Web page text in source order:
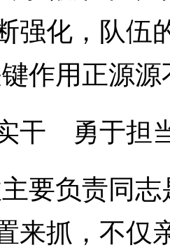
强化，队伍
作用正源
勇于担当
负责同志
来抓，不仅